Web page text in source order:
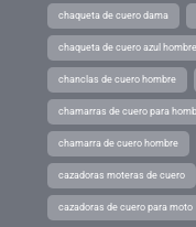
chaqueta de cuero dama
chaqueta de cuero azul hombre
chanclas de cuero hombre
chamarras de cuero para
chamarra de cuero hombre
cazadoras moteras de cuero
cazadoras de cuero para moto